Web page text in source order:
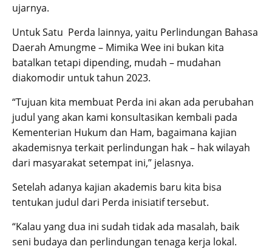
ujarnya.
Untuk Satu Perda lainnya, yaitu Perlindungan Bahasa
Daerah Amungme – Mimika Wee ini bukan kita
batalkan tetapi dipending, mudah – mudahan
diakomodir untuk tahun 2023.
“Tujuan kita membuat Perda ini akan ada perubahan
judul yang akan kami konsultasikan kembali pada
Kementerian Hukum dan Ham, bagaimana kajian
akademisnya terkait perlindungan hak – hak wilayah
dari masyarakat setempat ini,” jelasnya.
Setelah adanya kajian akademis baru kita bisa
tentukan judul dari Perda inisiatif tersebut.
“Kalau yang dua ini sudah tidak ada masalah, baik
seni budaya dan perlindungan tenaga kerja lokal.